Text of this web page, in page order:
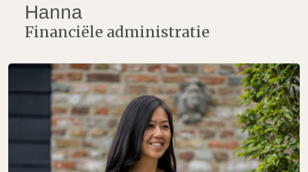
Hanna
Financiële administratie